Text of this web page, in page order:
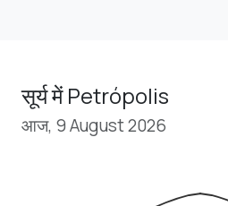
सूर्य में Petrópolis
आज, 9 August 2026